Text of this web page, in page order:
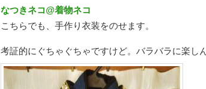
なつきネコ@着物ネコ
こちらでも、手作り衣装をのせます。
考証的にぐちゃぐちゃですけど。バラバラに楽し